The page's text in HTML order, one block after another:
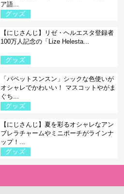
ア語...
グッズ
【にじさんじ】リゼ・ヘルエスタ登録者
100万人記念の「Lize Helesta...
グッズ
「パペットスンスン」シックな色使いが
オシャレでかわいい！ マスコットやがま
ぐち...
グッズ
【にじさんじ】夏を彩るオシャレなアン
ブレラチャームやミニポーチがラインナ
ップ！...
グッズ